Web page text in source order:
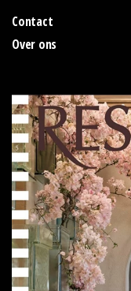
Contact
Over ons